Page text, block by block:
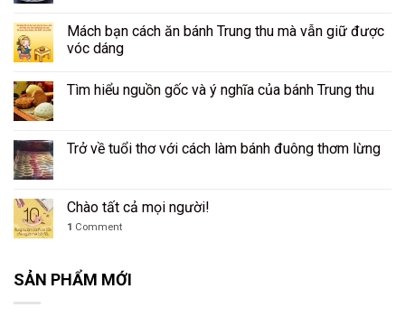
Mách bạn cách ăn bánh Trung thu mà vẫn giữ được
vóc dáng
Tìm hiểu nguồn gốc và ý nghĩa của bánh Trung thu
Trở về tuổi thơ với cách làm bánh đuông thơm lừng
Chào tất cả mọi người!
1 Comment
SẢN PHẨM MỚI